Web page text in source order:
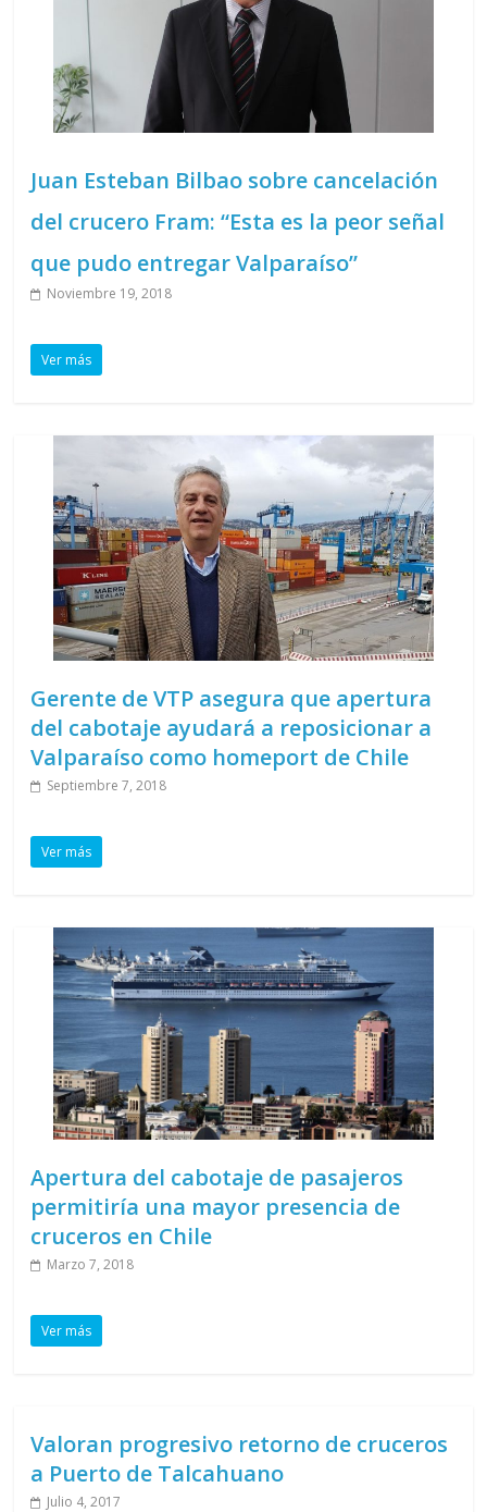
Juan Esteban Bilbao sobre cancelación
del crucero Fram: “Esta es la peor señal
que pudo entregar Valparaíso”
Noviembre 19, 2018
Ver más
Gerente de VTP asegura que apertura
del cabotaje ayudará a reposicionar a
Valparaíso como homeport de Chile
Septiembre 7, 2018
Ver más
Apertura del cabotaje de pasajeros
permitiría una mayor presencia de
cruceros en Chile
Marzo 7, 2018
Ver más
Valoran progresivo retorno de cruceros
a Puerto de Talcahuano
Julio 4, 2017